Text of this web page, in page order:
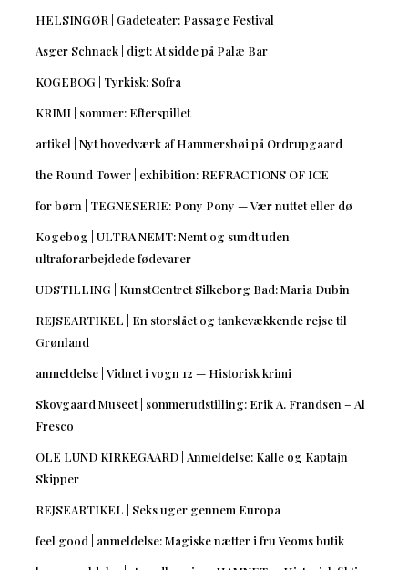
HELSINGØR | Gadeteater: Passage Festival
Asger Schnack | digt: At sidde på Palæ Bar
KOGEBOG | Tyrkisk: Sofra
KRIMI | sommer: Efterspillet
artikel | Nyt hovedværk af Hammershøi på Ordrupgaard
the Round Tower | exhibition: REFRACTIONS OF ICE
for børn | TEGNESERIE: Pony Pony — Vær nuttet eller dø
Kogebog | ULTRA NEMT: Nemt og sundt uden
ultraforarbejdede fødevarer
UDSTILLING | KunstCentret Silkeborg Bad: Maria Dubin
REJSEARTIKEL | En storslået og tankevækkende rejse til
Grønland
anmeldelse | Vidnet i vogn 12 — Historisk krimi
Skovgaard Museet | sommerudstilling: Erik A. Frandsen – Al
Fresco
OLE LUND KIRKEGAARD | Anmeldelse: Kalle og Kaptajn
Skipper
REJSEARTIKEL | Seks uger gennem Europa
feel good | anmeldelse: Magiske nætter i fru Yeoms butik